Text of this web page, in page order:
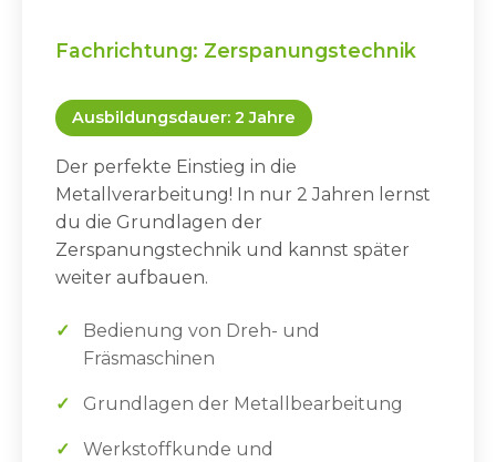
Fachrichtung: Zerspanungstechnik
Ausbildungsdauer: 2 Jahre
Der perfekte Einstieg in die
Metallverarbeitung! In nur 2 Jahren lernst
du die Grundlagen der
Zerspanungstechnik und kannst später
weiter aufbauen.
Bedienung von Dreh- und
Fräsmaschinen
Grundlagen der Metallbearbeitung
Werkstoffkunde und